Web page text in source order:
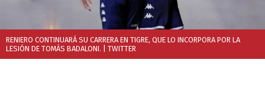
RENIERO CONTINUARÁ SU CARRERA EN TIGRE, QUE LO INCORPORA POR LA
LESIÓN DE TOMÁS BADALONI. | TWITTER